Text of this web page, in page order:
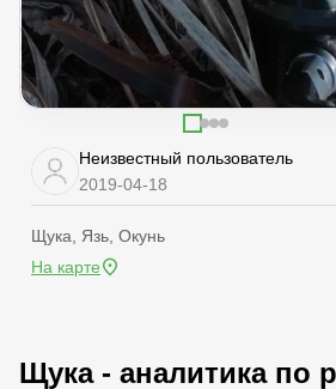
Неизвестный пользователь
2019-04-18
Щука, Язь, Окунь
На карте
Щука - аналитика по